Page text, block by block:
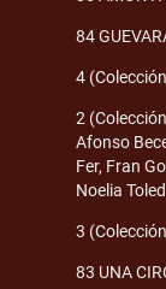
84
4
2
Afonso
Fer, Fran
Noelia
3
83 UNA